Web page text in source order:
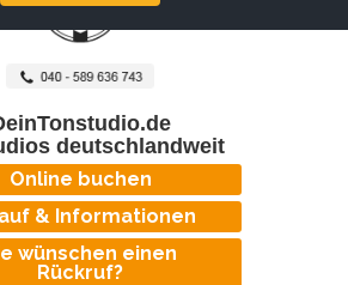
deutschlandweit
Online buchen
& Informationen
wünschen einen
Rückruf?